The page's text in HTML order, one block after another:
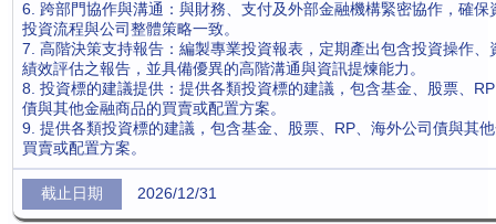
6. 跨部門協作與溝通：與財務、支付及外部金融機構緊密協作，確保
投資流程與公司整體策略一致。
7. 高階決策支持報告：編製專業投資報表，定期產出包含投資操作、
績效評估之報告，並具備優異的高階溝通與資訊提煉能力。
8. 投資標的建議提供：提供各類投資標的建議，包含基金、股票、
債與其他金融商品的買賣或配置方案。
9. 提供各類投資標的建議，包含基金、股票、RP、海外公司債與其
買賣或配置方案。
2026/12/31